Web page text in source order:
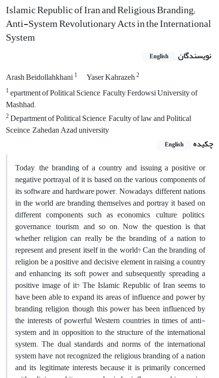
Islamic Republic of Iran and Religious Branding;
Anti-System Revolutionary Acts in the International
System
نویسندگان English
Arash Beidollahkhani1 Yaser Kahrazeh2
1epartment of Political Science, Faculty Ferdowsi University of
Mashhad.
2Department of Political Science, Faculty of law and Political
Sceince, Zahedan Azad university
چکیده
English
Today, the branding of a country and issuing a positive or
negative portrayal of it is based on the various components of
its software and hardware power. Nowadays, different nations
in the world are branding themselves and portray it based on
different components such as economics, culture, politics,
governance, tourism, and so on. Now the question is that
whether religion can really be the branding of a nation to
represent and present itself in the world? Can the branding of
religion be a positive and decisive element in raising a country
and enhancing its soft power and subsequently spreading a
positive image of it? The Islamic Republic of Iran seems to
have been able to expand its areas of influence and power by
branding religion, though this power has been influenced by
the interests of powerful Western countries in times of anti-
system and in opposition to the structure of the international
system. The dual standards and norms of the international
system have not recognized the religious branding of a nation
and its legitimate interests because it is primarily concerned